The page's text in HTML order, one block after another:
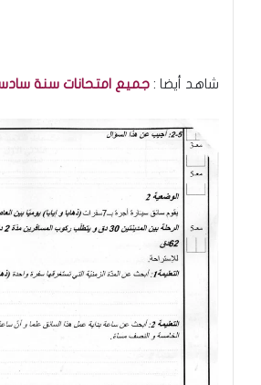
شاهد أيضا : جميع امتحانات سنة